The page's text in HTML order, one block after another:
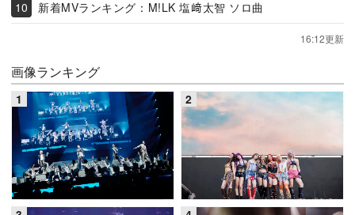
新着MVランキング：M!LK 塩﨑太智 ソロ曲
16:12更新
画像ランキング